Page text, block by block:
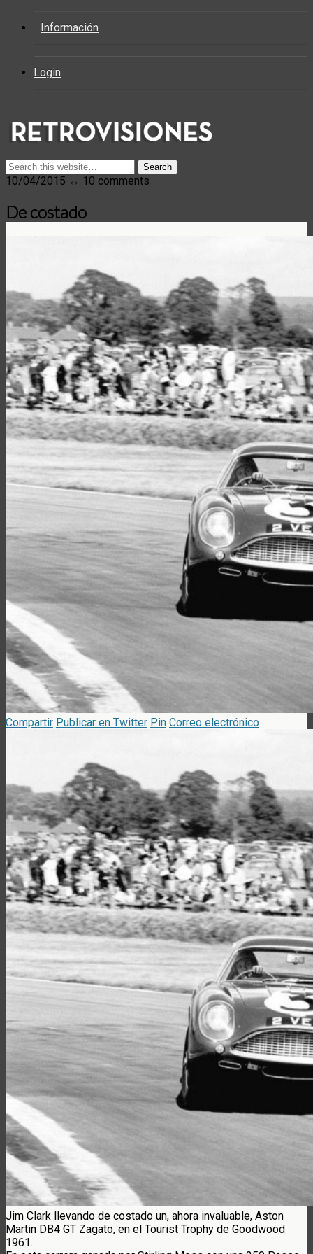
Información
Login
10/04/2015 ↔ 10 comments
De costado
Compartir Publicar en Twitter Pin Correo electrónico
Jim Clark llevando de costado un, ahora invaluable, Aston
Martin DB4 GT Zagato, en el Tourist Trophy de Goodwood
1961.